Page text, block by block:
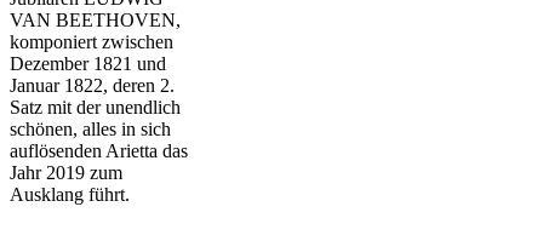
VAN BEETHOVEN,
komponiert zwischen
Dezember 1821 und
Januar 1822, deren 2.
Satz mit der unendlich
schönen, alles in sich
auflösenden Arietta das
Jahr 2019 zum
Ausklang führt.